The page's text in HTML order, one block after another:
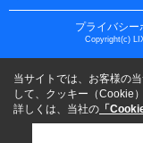
プライバシー
Copyright(c)
当サイトでは、お客様の
して、クッキー（Cookie
詳しくは、当社の 「